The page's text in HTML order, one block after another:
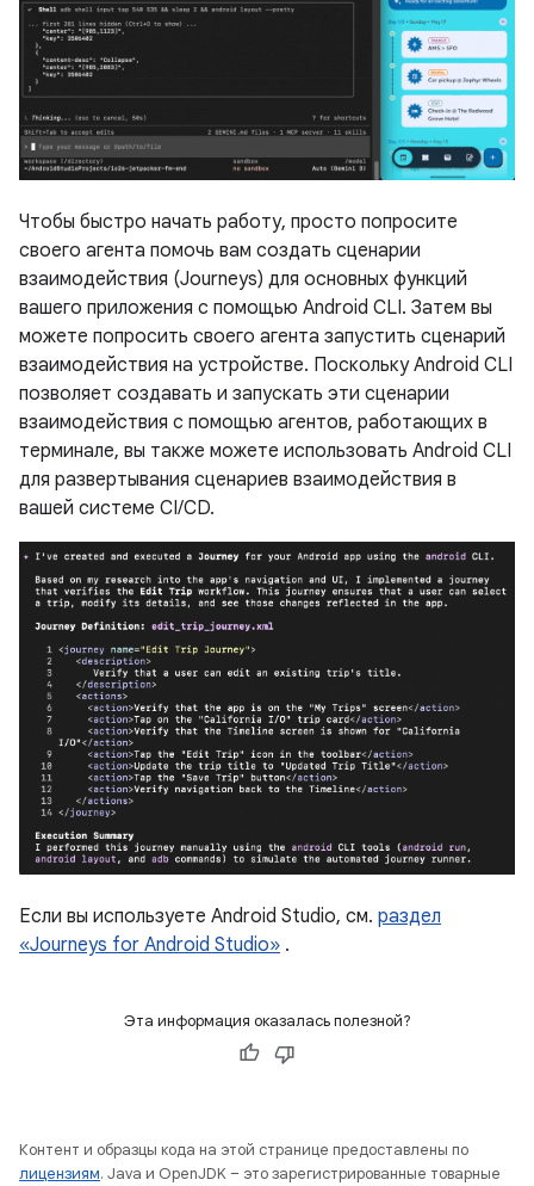
Чтобы быстро начать работу, просто попросите
своего агента помочь вам создать сценарии
взаимодействия (Journeys) для основных функций
вашего приложения с помощью Android CLI. Затем вы
можете попросить своего агента запустить сценарий
взаимодействия на устройстве. Поскольку Android CLI
позволяет создавать и запускать эти сценарии
взаимодействия с помощью агентов, работающих в
терминале, вы также можете использовать Android CLI
для развертывания сценариев взаимодействия в
вашей системе CI/CD.
Если вы используете Android Studio, см. раздел
«Journeys for Android Studio» .
Эта информация оказалась полезной?
Контент и образцы кода на этой странице предоставлены по
лицензиям. Java и OpenJDK – это зарегистрированные товарные